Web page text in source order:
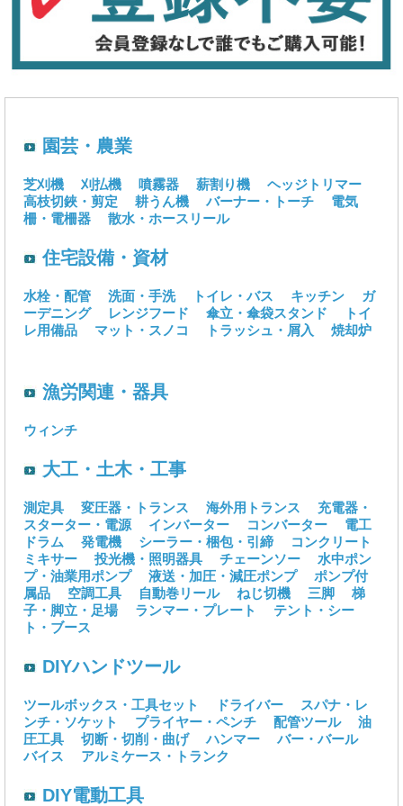
園芸・農業
芝刈機 刈払機 噴霧器 薪割り機
ヘッジトリマー
高枝切鋏・剪定
耕うん機 バーナー・トーチ
電気
柵・電柵器
散水・ホースリール
住宅設備・資材
水栓・配管 洗面・手洗 トイレ・バス キッチン
ガ
ーデニング
レンジフード 傘立・傘袋スタンド
トイ
レ用備品
マット・スノコ トラッシュ・屑入 焼却炉
漁労関連・器具
ウィンチ
大工・土木・工事
測定具 変圧器・トランス 海外用トランス
充電器・
スターター・電源
インバーター コンバーター
電工
ドラム
発電機 シーラー・梱包・引締
コンクリート
ミキサー
投光機・照明器具 チェーンソー
水中ポン
プ・油業用ポンプ
液送・加圧・減圧ポンプ
ポンプ付
属品
空調工具 自動巻リール ねじ切機 三脚
梯
子・脚立・足場
ランマー・プレート
テント・シー
ト・ブース
DIYハンドツール
ツールボックス・工具セット ドライバー
スパナ・レ
ンチ・ソケット
プライヤー・ペンチ 配管ツール
油
圧工具
切断・切削・曲げ ハンマー
バー・バール
バイス
アルミケース・トランク
DIY電動工具